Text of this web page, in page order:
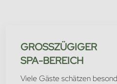
GROSSZÜGIGER
SPA-BEREICH
Viele Gäste schätzen